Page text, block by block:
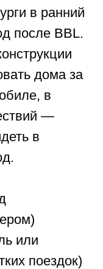
в ранний
после BBL.
дома за
в
—
в
или
поездок)